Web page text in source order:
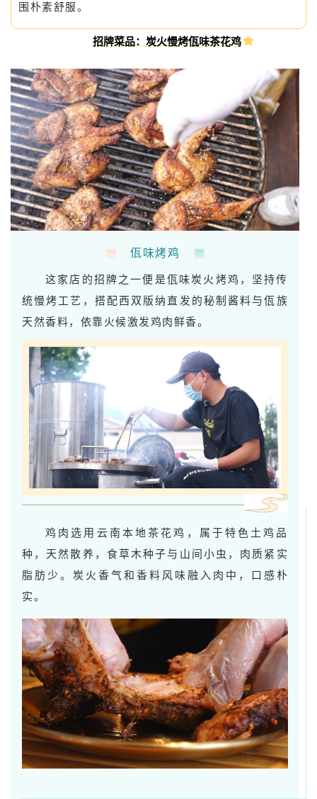
围朴素舒服。
招牌菜品： 炭火慢烤佤味茶花鸡
佤味烤鸡
这家店的招牌之一便是佤味炭火烤鸡，坚持传
统慢烤工艺，搭配西双版纳直发的秘制酱料与佤族
天然香料，依靠火候激发鸡肉鲜香。
鸡肉选用云南本地茶花鸡，属于特色土鸡品
种，天然散养，食草木种子与山间小虫，肉质紧实
脂肪少。炭火香气和香料风味融入肉中，口感朴
实。